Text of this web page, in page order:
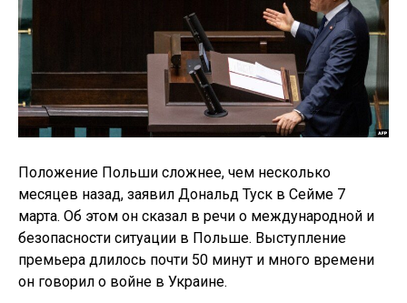
Положение Польши сложнее, чем несколько
месяцев назад, заявил Дональд Туск в Сейме 7
марта. Об этом он сказал в речи о международной и
безопасности ситуации в Польше. Выступление
премьера длилось почти 50 минут и много времени
он говорил о войне в Украине.